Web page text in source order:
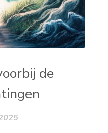
de